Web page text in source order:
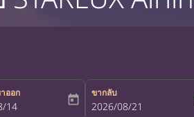
ออก
departure-date-aria-label
14 today
ขากลับ
fc-booking-return-date-
2026/08/21